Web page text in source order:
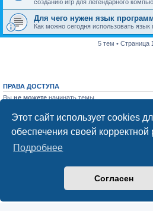
Этот сайт использует cookies
обеспечения своей корректной
Подробнее
Согласен
созданию игр для легендарного
Для чего нужен язык
Как можно сегодня использовать
5 тем • Страница
ПРАВА ДОСТУПА
Вы не можете начинать темы
Выне можетередактировать свои сообщения
Выне можетеудалять свои сообщения
Выне можетедобавлять вложения
Список форумов
Создано на основе
® Forum
Русская поддержка
Конфиденциальность